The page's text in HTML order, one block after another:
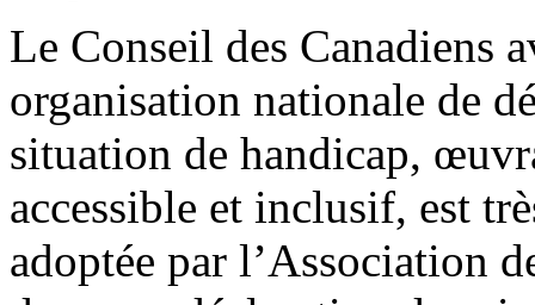
Le Conseil des Canadiens
organisation nationale de
situation de handicap,
accessible et inclusif, est
adoptée par l’Association